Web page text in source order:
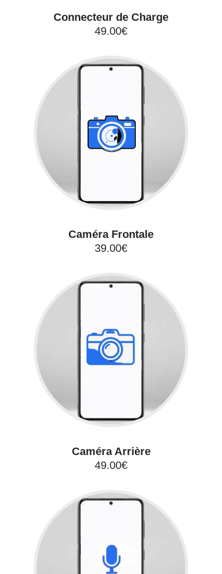
Connecteur de Charge
49.00€
Caméra Frontale
39.00€
Caméra Arrière
49.00€